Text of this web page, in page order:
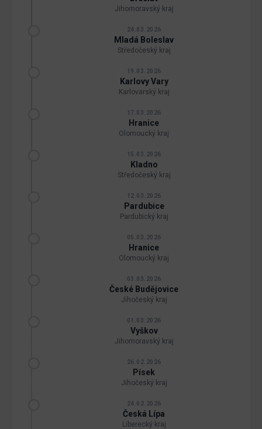
Jihomoravský kraj
24.03.2026
Mladá Boleslav
Středočeský kraj
19.03.2026
Karlovy Vary
Karlovarský kraj
17.03.2026
Hranice
Olomoucký kraj
15.03.2026
Kladno
Středočeský kraj
12.03.2026
Pardubice
Pardubický kraj
05.03.2026
Hranice
Olomoucký kraj
03.03.2026
České Budějovice
Jihočeský kraj
01.03.2026
Vyškov
Jihomoravský kraj
26.02.2026
Písek
Jihočeský kraj
24.02.2026
Česká Lípa
Liberecký kraj